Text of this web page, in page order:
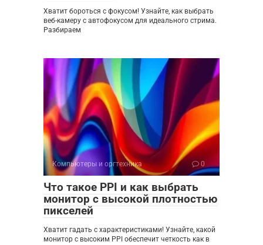
Хватит бороться с фокусом! Узнайте, как выбрать
веб-камеру с автофокусом для идеального стрима.
Разбираем
Компьютеры и оргтехника 0
Что такое PPI и как выбрать
монитор с высокой плотностью
пикселей
Хватит гадать с характеристиками! Узнайте, какой
монитор с высоким PPI обеспечит четкость как в